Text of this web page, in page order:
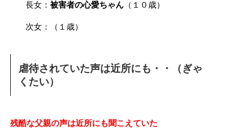
長女： 被害者の心愛ちゃん （１０歳）
次女：（１歳）
虐待されていた声は近所にも・・（ぎゃ
くたい）
残酷な父親の声は近所にも聞こえていた